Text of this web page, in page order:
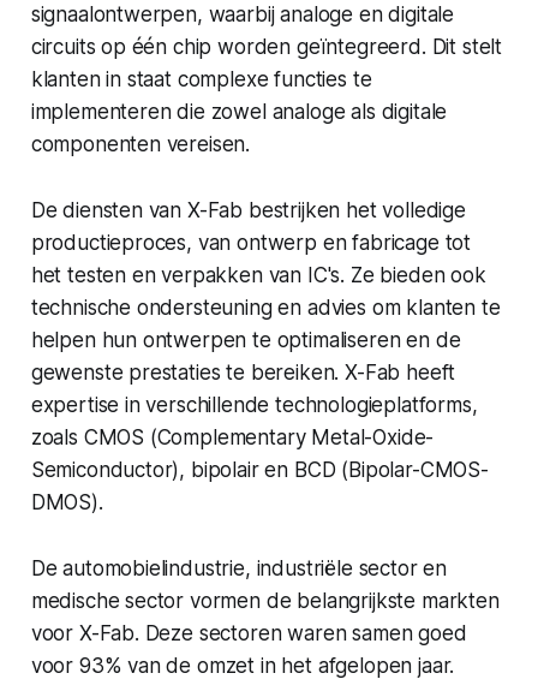
signaalontwerpen, waarbij analoge en digitale
circuits op één chip worden geïntegreerd. Dit stelt
klanten in staat complexe functies te
implementeren die zowel analoge als digitale
componenten vereisen.
De diensten van X-Fab bestrijken het volledige
productieproces, van ontwerp en fabricage tot
het testen en verpakken van IC's. Ze bieden ook
technische ondersteuning en advies om klanten te
helpen hun ontwerpen te optimaliseren en de
gewenste prestaties te bereiken. X-Fab heeft
expertise in verschillende technologieplatforms,
zoals CMOS (Complementary Metal-Oxide-
Semiconductor), bipolair en BCD (Bipolar-CMOS-
DMOS).
De automobielindustrie, industriële sector en
medische sector vormen de belangrijkste markten
voor X-Fab. Deze sectoren waren samen goed
voor 93% van de omzet in het afgelopen jaar.